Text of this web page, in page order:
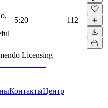
5:20 112
Licensing
КонтактыЦентр